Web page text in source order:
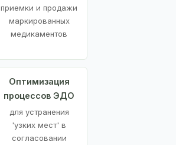
приемки и продажи
маркированных
медикаментов
Оптимизация
процессов ЭДО
для устранения
'узких мест' в
согласовании